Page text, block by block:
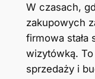
W czasach,
zakupowych
firmowa stała
wizytówką.
sprzedaży i